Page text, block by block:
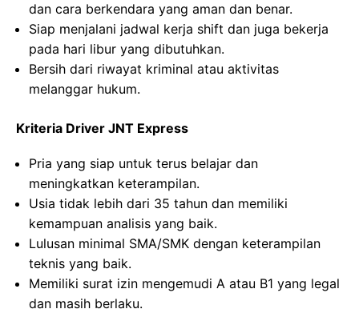
dan cara berkendara yang aman dan benar.
Siap menjalani jadwal kerja shift dan juga bekerja
pada hari libur yang dibutuhkan.
Bersih dari riwayat kriminal atau aktivitas
melanggar hukum.
Kriteria Driver JNT Express
Pria yang siap untuk terus belajar dan
meningkatkan keterampilan.
Usia tidak lebih dari 35 tahun dan memiliki
kemampuan analisis yang baik.
Lulusan minimal SMA/SMK dengan keterampilan
teknis yang baik.
Memiliki surat izin mengemudi A atau B1 yang legal
dan masih berlaku.